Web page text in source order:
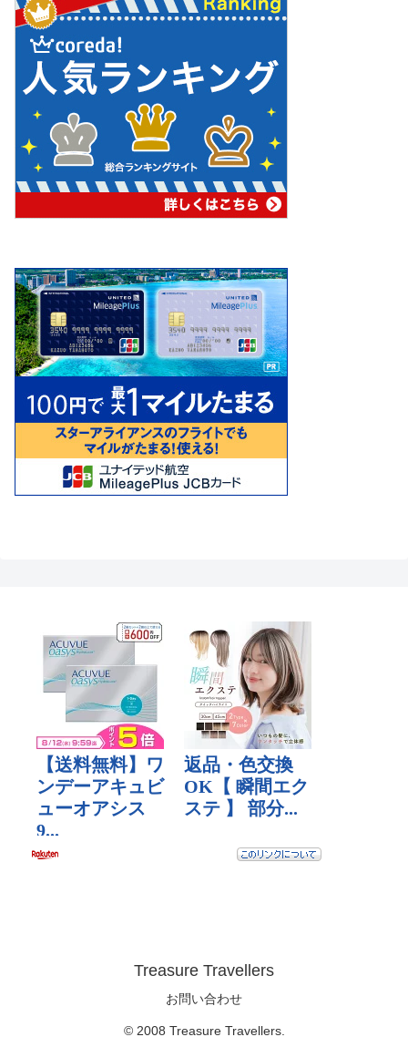
Treasure Travellers
お問い合わせ
© 2008 Treasure Travellers.